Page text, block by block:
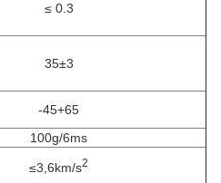
≤ 0.3
35±3
-45+65
100g/6ms
≤3,6km/s2